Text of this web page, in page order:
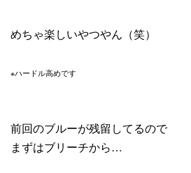
めちゃ楽しいやつやん（笑）
※ハードル高めです
前回のブルーが残留してるので
まずはブリーチから…